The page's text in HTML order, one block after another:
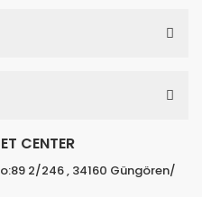
CENTER
2/246 , 34160 Güngören/